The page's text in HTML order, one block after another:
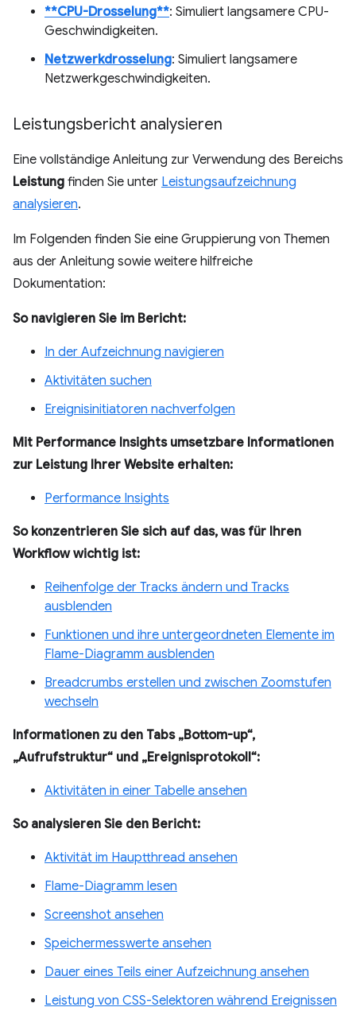
**CPU-Drosselung**: Simuliert langsamere CPU-
Geschwindigkeiten.
Netzwerkdrosselung: Simuliert langsamere
Netzwerkgeschwindigkeiten.
Leistungsbericht analysieren
Eine vollständige Anleitung zur Verwendung des Bereichs
Leistung finden Sie unter Leistungsaufzeichnung
analysieren.
Im Folgenden finden Sie eine Gruppierung von Themen
aus der Anleitung sowie weitere hilfreiche
Dokumentation:
So navigieren Sie im Bericht:
In der Aufzeichnung navigieren
Aktivitäten suchen
Ereignisinitiatoren nachverfolgen
Mit Performance Insights umsetzbare Informationen
zur Leistung Ihrer Website erhalten:
Performance Insights
So konzentrieren Sie sich auf das, was für Ihren
Workflow wichtig ist:
Reihenfolge der Tracks ändern und Tracks
ausblenden
Funktionen und ihre untergeordneten Elemente im
Flame-Diagramm ausblenden
Breadcrumbs erstellen und zwischen Zoomstufen
wechseln
Informationen zu den Tabs „Bottom-up“,
„Aufrufstruktur“ und „Ereignisprotokoll“:
Aktivitäten in einer Tabelle ansehen
So analysieren Sie den Bericht:
Aktivität im Hauptthread ansehen
Flame-Diagramm lesen
Screenshot ansehen
Speichermesswerte ansehen
Dauer eines Teils einer Aufzeichnung ansehen
Leistung von CSS-Selektoren während Ereignissen